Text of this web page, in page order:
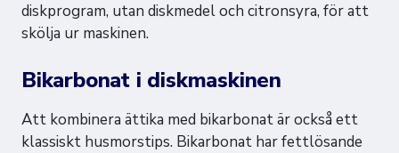
diskprogram, utan diskmedel och citronsyra, för att
skölja ur maskinen.
Bikarbonat i diskmaskinen
Att kombinera ättika med bikarbonat är också ett
klassiskt husmorstips. Bikarbonat har fettlösande